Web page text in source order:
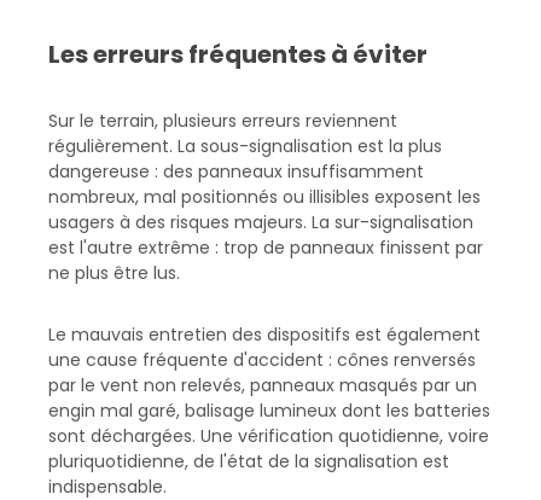
Les erreurs fréquentes à éviter
Sur le terrain, plusieurs erreurs reviennent
régulièrement. La sous-signalisation est la plus
dangereuse : des panneaux insuffisamment
nombreux, mal positionnés ou illisibles exposent les
usagers à des risques majeurs. La sur-signalisation
est l'autre extrême : trop de panneaux finissent par
ne plus être lus.
Le mauvais entretien des dispositifs est également
une cause fréquente d'accident : cônes renversés
par le vent non relevés, panneaux masqués par un
engin mal garé, balisage lumineux dont les batteries
sont déchargées. Une vérification quotidienne, voire
pluriquotidienne, de l'état de la signalisation est
indispensable.